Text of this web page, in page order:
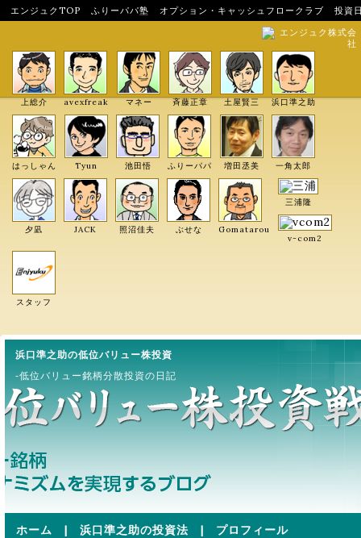
エンジュクTOP ふりーパパ塾 オプション・キャッシュフロークラブ
投資
エンジュク株式会
社
上総介 avexfreak マネー 斉藤正章 土屋賢三 浜口準之助
はっしゃん Tyun 池田悟 ふりーパパ 増田丞美 一角太郎
夕凪 JACK 照沼佳夫 ぶせな Gomatarou
三浦隆
v-com2
スタッフ
浜口準之助の低位バリュー株投資
-低位バリュー銘柄分散投資の日記
ホーム | 浜口準之助の投資法 | プロフィール